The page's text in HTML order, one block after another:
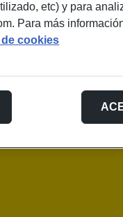
*
etc) y para
Para más
de cookies